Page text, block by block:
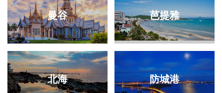
曼谷 芭提雅
北海 防城港